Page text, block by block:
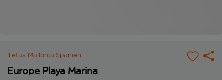
Illetas Mallorca Spanien
Europe Playa Marina